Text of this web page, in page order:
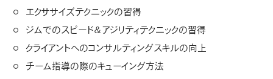
エクササイズテクニックの習得
ジムでのスピード＆アジリティテクニックの習得
クライアントへのコンサルティングスキルの向上
チーム指導の際のキューイング方法